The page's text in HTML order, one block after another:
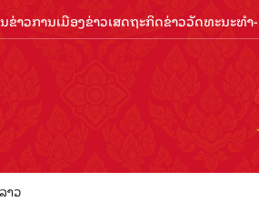
ຂ່າວການເມືອງຂ່າວເສດຖະກິດຂ່າວວັດທະນະທຳ
າວ